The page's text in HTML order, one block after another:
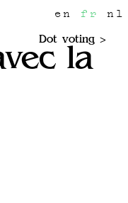
en fr nl
la
Dot voting